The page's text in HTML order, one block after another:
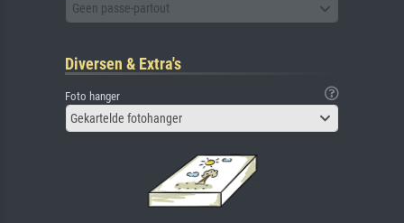
Geen passe-partout
Diversen & Extra's
Foto hanger
Gekartelde fotohanger